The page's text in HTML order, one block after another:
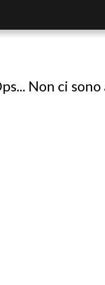
Non ci